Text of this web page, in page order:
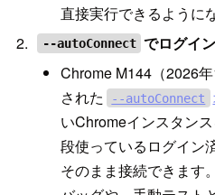
直接実行できるように
--autoConnect でログイ
Chrome M144（2026
された
--autoConnect
いChromeインスタン
段使っているログイン
そのまま接続できます